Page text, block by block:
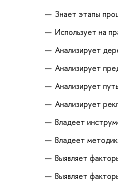
Знает этапы
Использует на
Анализирует
Анализирует
Анализирует
Анализирует
Владеет
Владеет
Выявляет
Выявляет